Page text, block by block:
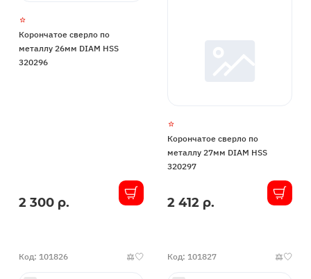
Корончатое сверло по
металлу 26мм DIAM HSS
320296
В
2 300 р.
Корончатое сверло по
металлу 27мм DIAM HSS
320297
В
2 412 р.
Код: 101826 Код: 101827